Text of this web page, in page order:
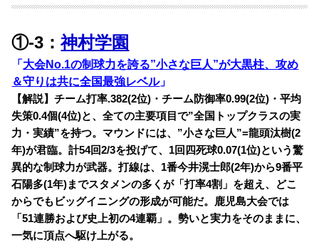
①-3：神村学園
「大会No.1の制球力を誇る”小さな巨人”が大黒柱、攻め
＆守りは共に全国最強レベル」
【解説】チーム打率.382(2位)・チーム防御率0.99(2位)・平均
失策0.4個(4位)と、全ての主要項目で”全国トップクラスの実
力・実績”を持つ。マウンドには、”小さな巨人”=龍頭汰樹(2
年)が君臨。計54回2/3を投げて、1回四死球0.07(1位)という驚
異的な制球力が武器。打線は、1番今井滉士郎(2年)から9番平
石陽多(1年)までスタメンの多くが「打率4割」を超え、どこ
からでもビッグイニングの形成が可能だ。鹿児島大会では
「51連勝および史上初の4連覇」。勢いと実力をそのままに、
一気に頂点へ駆け上がる。